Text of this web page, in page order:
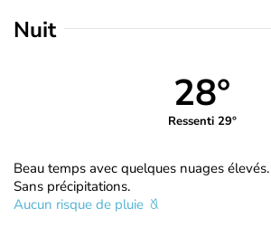
Nuit
28°
Ressenti 29°
Beau temps avec quelques nuages élevés.
Sans précipitations.
Aucun risque de pluie